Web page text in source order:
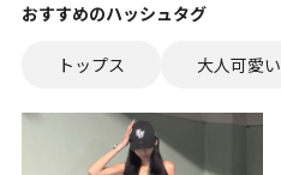
おすすめのハッシュタグ
トップス 大人可愛い